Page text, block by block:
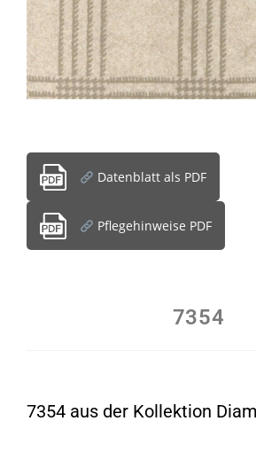
Datenblatt als PDF
Pflegehinweise PDF
7354
7354 aus der Kollektion